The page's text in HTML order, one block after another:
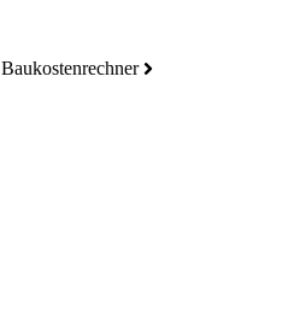
Baukostenrechner